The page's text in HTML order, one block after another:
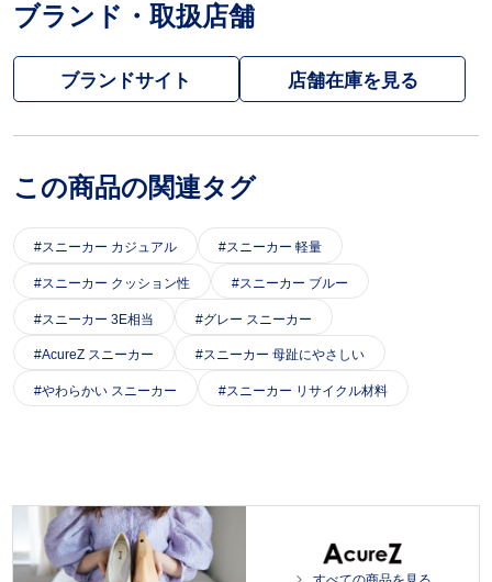
ブランド・取扱店舗
ブランドサイト
この商品の関連タグ
スニーカー カジュアル スニーカー 軽量
スニーカー クッション性 スニーカー ブルー
スニーカー 3E相当 グレー スニーカー
AcureZ スニーカー スニーカー 母趾にやさしい
やわらかい スニーカー スニーカー リサイクル材料